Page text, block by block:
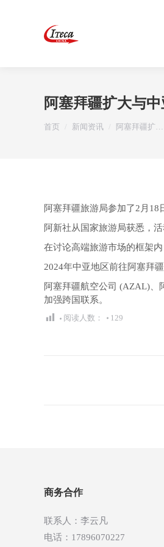
阿塞拜疆扩大与
首页 新闻资讯 阿塞拜疆扩…
阿塞拜疆旅游局参加了2月18
阿新社从国家旅游局获悉，
在讨论高端旅游市场的框架
2024年中亚地区前往阿塞拜
阿塞拜疆航空公司 (AZAL)、
加强跨国联系。
阅读人数： 129
商务合作
联系人：李云凡
电话：17896070227